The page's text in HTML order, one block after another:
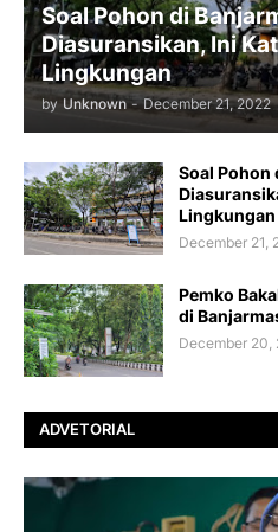
Soal Pohon di
Diasuransikan, Ini
Lingkungan
by Unknown - December 21, 2022
Soal Pohon
Lingkungan
December 21,
Pemko
di
December 20,
ADVETORIAL